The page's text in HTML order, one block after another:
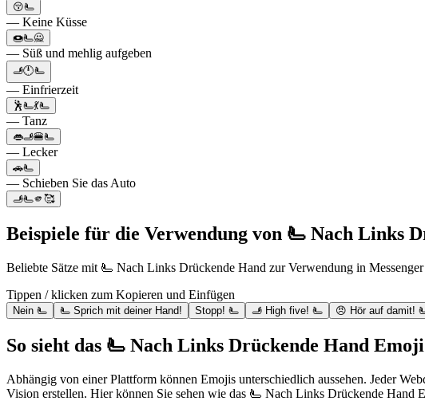
😚🫷
— Keine Küsse
🍩🫷🙅
— Süß und mehlig aufgeben
🫸🕛🫷
— Einfrierzeit
🕺🫷💃🫷
— Tanz
👄🫸🍔🫷
— Lecker
🚗🫷
— Schieben Sie das Auto
🫸🫷🫵🥰
Beispiele für die Verwendung von 🫷 Nach Links
Beliebte Sätze mit 🫷 Nach Links Drückende Hand zur Verwendung in
Tippen / klicken zum Kopieren und Einfügen
Nein 🫷 🫷 Sprich mit deiner Hand! Stopp! 🫷 🫸 High five! 🫷 😠 Hör auf damit!
So sieht das 🫷 Nach Links Drückende Hand
Abhängig von einer Plattform können Emojis unterschiedlich aussehen. Jeder
Vision erstellen. Hier können Sie sehen wie das 🫷 Nach Links Drückende Hand